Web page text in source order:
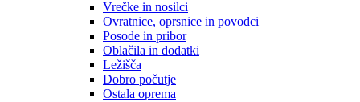
Vrečke in nosilci
Ovratnice, oprsnice in povodci
Posode in pribor
Oblačila in dodatki
Ležišča
Dobro počutje
Ostala oprema